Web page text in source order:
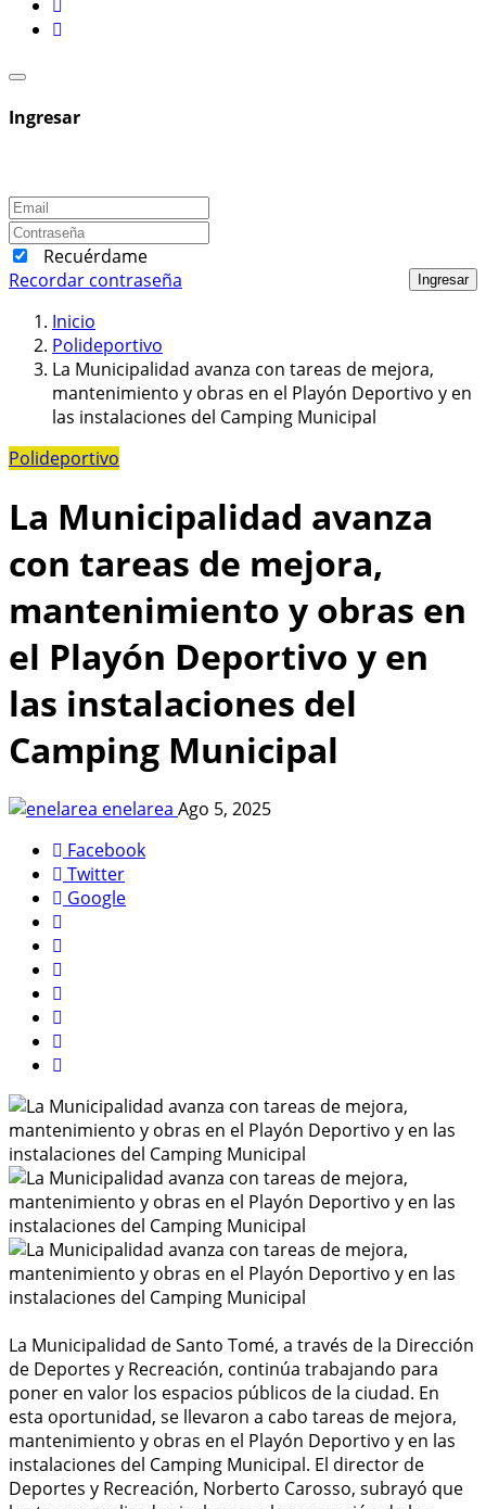
Ingresar
Recuérdame
Ingresar
Recordar contraseña
Inicio
Polideportivo
La Municipalidad avanza con tareas de mejora,
mantenimiento y obras en el Playón Deportivo y en
las instalaciones del Camping Municipal
Polideportivo
La Municipalidad avanza
con tareas de mejora,
mantenimiento y obras en
el Playón Deportivo y en
las instalaciones del
Camping Municipal
enelarea Ago 5, 2025
Facebook
Twitter
Google
La Municipalidad de Santo Tomé, a través de la Dirección
de Deportes y Recreación, continúa trabajando para
poner en valor los espacios públicos de la ciudad. En
esta oportunidad, se llevaron a cabo tareas de mejora,
mantenimiento y obras en el Playón Deportivo y en las
instalaciones del Camping Municipal. El director de
Deportes y Recreación, Norberto Carosso, subrayó que